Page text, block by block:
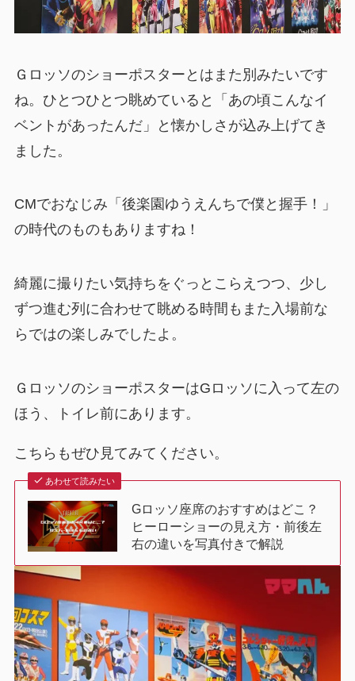
Ｇロッソのショーポスターとはまた別みたいです
ね。ひとつひとつ眺めていると「あの頃こんなイ
ベントがあったんだ」と懐かしさが込み上げてき
ました。
CMでおなじみ「後楽園ゆうえんちで僕と握手！」
の時代のものもありますね！
綺麗に撮りたい気持ちをぐっとこらえつつ、少し
ずつ進む列に合わせて眺める時間もまた入場前な
らではの楽しみでしたよ。
ＧロッソのショーポスターはGロッソに入って左の
ほう、トイレ前にあります。
こちらもぜひ見てみてください。
あわせて読みたい
Gロッソ座席のおすすめはどこ？
ヒーローショーの見え方・前後左
右の違いを写真付きで解説